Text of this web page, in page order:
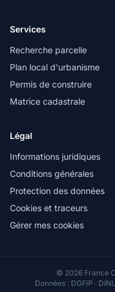
Services
Recherche parcelle
Plan local d'urbanisme
Permis de construire
Matrice cadastrale
Légal
Informations juridiques
Conditions générales
Protection des données
Cookies et traceurs
Gérer mes cookies
© 2026 France
Données : DGFiP ·